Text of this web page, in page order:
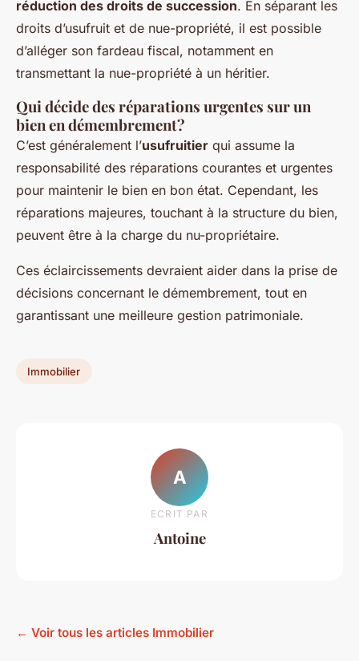
réduction des droits de succession. En séparant les
droits d’usufruit et de nue-propriété, il est possible
d’alléger son fardeau fiscal, notamment en
transmettant la nue-propriété à un héritier.
Qui décide des réparations urgentes sur un
bien en démembrement?
C’est généralement l’usufruitier qui assume la
responsabilité des réparations courantes et urgentes
pour maintenir le bien en bon état. Cependant, les
réparations majeures, touchant à la structure du bien,
peuvent être à la charge du nu-propriétaire.
Ces éclaircissements devraient aider dans la prise de
décisions concernant le démembrement, tout en
garantissant une meilleure gestion patrimoniale.
Immobilier
A
ECRIT PAR
Antoine
← Voir tous les articles Immobilier